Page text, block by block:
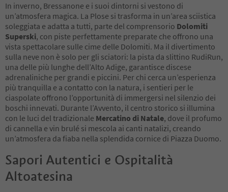
In inverno, Bressanone e i suoi dintorni si vestono di
un’atmosfera magica. La Plose si trasforma in un’area sciistica
soleggiata e adatta a tutti, parte del comprensorio Dolomiti
Superski, con piste perfettamente preparate che offrono una
vista spettacolare sulle cime delle Dolomiti. Ma il divertimento
sulla neve non è solo per gli sciatori: la pista da slittino RudiRun,
una delle più lunghe dell’Alto Adige, garantisce discese
adrenaliniche per grandi e piccini. Per chi cerca un’esperienza
più tranquilla e a contatto con la natura, i sentieri per le
ciaspolate offrono l’opportunità di immergersi nel silenzio dei
boschi innevati. Durante l’Avvento, il centro storico si illumina
con le luci del tradizionale Mercatino di Natale, dove il profumo
di cannella e vin brulé si mescola ai canti natalizi, creando
un’atmosfera da fiaba nella splendida cornice di Piazza Duomo.
Sapori Autentici e Ospitalità
Altoatesina